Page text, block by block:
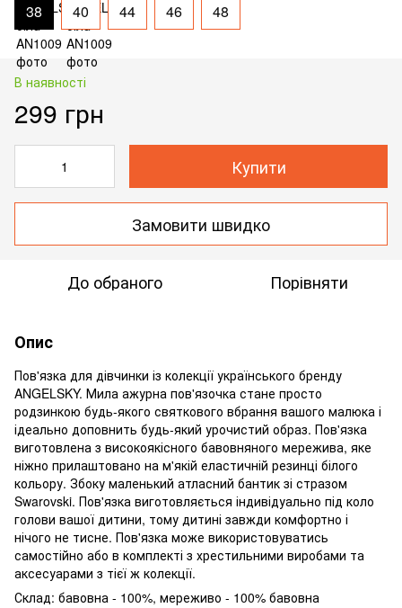
38 40 44 46 48
В наявності
299 грн
Купити
Замовити швидко
До обраного Порівняти
Опис
Пов'язка для дівчинки із колекції українського бренду
ANGELSKY. Мила ажурна пов'язочка стане просто
родзинкою будь-якого святкового вбрання вашого малюка і
ідеально доповнить будь-який урочистий образ. Пов'язка
виготовлена з високоякісного бавовняного мережива, яке
ніжно прилаштовано на м'якій еластичній резинці білого
кольору. Збоку маленький атласний бантик зі стразом
Swarovski. Пов'язка виготовляється індивідуально під коло
голови вашої дитини, тому дитині завжди комфортно і
нічого не тисне. Пов'язка може використовуватись
самостійно або в комплекті з хрестильними виробами та
аксесуарами з тієї ж колекції.
Склад: бавовна - 100%, мереживо - 100% бавовна